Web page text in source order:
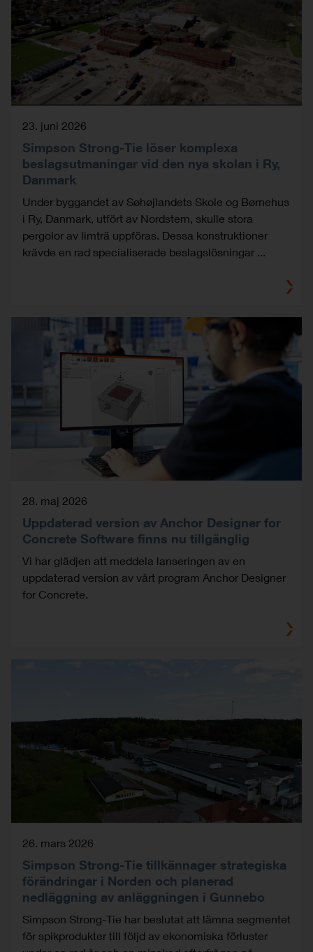
23. juni 2026
Simpson Strong-Tie löser komplexa
beslagsutmaningar vid den nya skolan i Ry,
Danmark
Under byggandet av Søhøjlandets Skole og Børnehus
i Ry, Danmark, utfört av Nordstern, skulle stora
pergolor av limträ uppföras. Dessa konstruktioner
krävde en rad specialiserade beslagslösningar ...
28. maj 2026
Uppdaterad version av Anchor Designer for
Concrete Software finns nu tillgänglig
Vi har glädjen att meddela lanseringen av en
uppdaterad version av vårt program Anchor Designer
for Concrete.
26. mars 2026
Simpson Strong-Tie tillkännager strategiska
förändringar i Norden och planerad
nedläggning av anläggningen i Gunnebo
Simpson Strong-Tie har beslutat att lämna segmentet
för spikprodukter till följd av ekonomiska förluster